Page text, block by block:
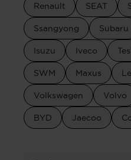
Renault SEAT
Ssangyong Subaru
Isuzu Iveco
SWM Maxus
Volkswagen Volvo
BYD Jaecoo